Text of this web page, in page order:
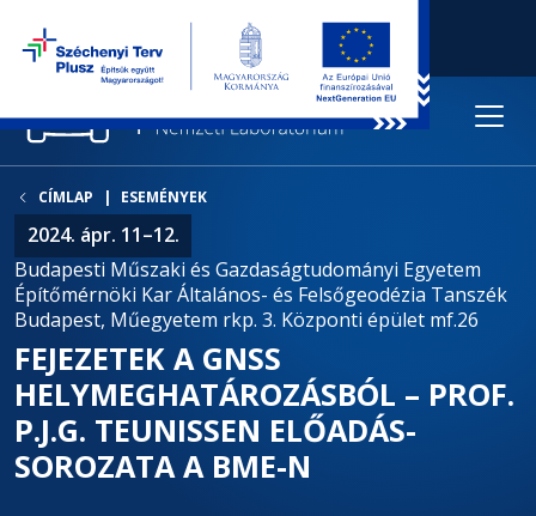
CÍMLAP ESEMÉNYEK
2024. ápr. 11–12.
Budapesti Műszaki és Gazdaságtudományi Egyetem
Építőmérnöki Kar Általános- és Felsőgeodézia Tanszék
Budapest, Műegyetem rkp. 3. Központi épület mf.26
FEJEZETEK A GNSS
HELYMEGHATÁROZÁSBÓL – PROF.
P.J.G. TEUNISSEN ELŐADÁS-
SOROZATA A BME-N